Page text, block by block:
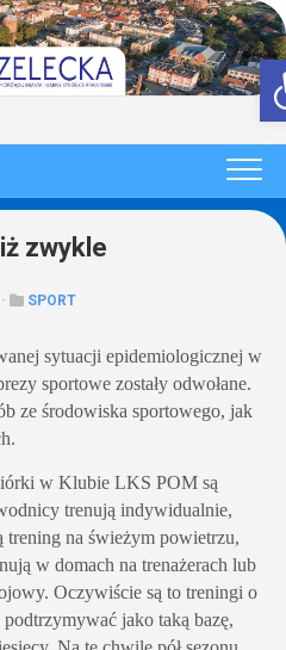
zwykle
SPORT
sytuacji epidemiologicznej w
sportowe zostały odwołane.
ze środowiska sportowego, jak
w Klubie LKS POM są
trenują indywidualnie,
na świeżym powietrzu,
w domach na trenażerach lub
Oczywiście są to treningi o
jako taką bazę,